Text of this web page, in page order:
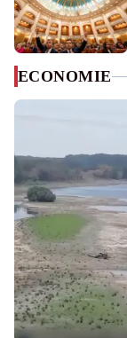
ECONOMIE